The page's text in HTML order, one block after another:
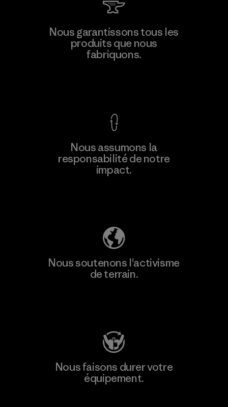
Nous garantissons tous les
produits que nous
fabriquons.
Nous assumons la
responsabilité de notre
impact.
Nous soutenons l'activisme
de terrain.
Nous faisons durer votre
équipement.